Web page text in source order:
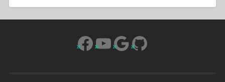
Facebook
YouTube
Google
GitHub